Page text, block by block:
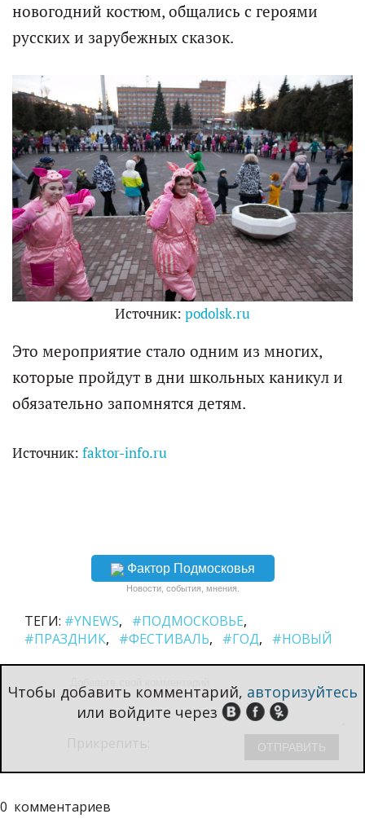
новогодний костюм, общались с героями
русских и зарубежных сказок.
Источник: podolsk.ru
Это мероприятие стало одним из многих,
которые пройдут в дни школьных каникул и
обязательно запомнятся детям.
Источник: faktor-info.ru
Фактор Подмосковья
Новости, события, мнения.
ТЕГИ: #YNEWS
#ПОДМОСКОВЬЕ
#ПРАЗДНИК
#ФЕСТИВАЛЬ #ГОД #НОВЫЙ
Чтобы добавить комментарий, авторизуйтесь
или войдите через
0 комментариев